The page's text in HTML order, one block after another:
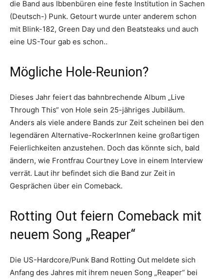
die Band aus Ibbenbüren eine feste Institution in Sachen
(Deutsch-) Punk. Getourt wurde unter anderem schon
mit Blink-182, Green Day und den Beatsteaks und auch
eine US-Tour gab es schon..
Mögliche Hole-Reunion?
Dieses Jahr feiert das bahnbrechende Album „Live
Through This“ von Hole sein 25-jähriges Jubiläum.
Anders als viele andere Bands zur Zeit scheinen bei den
legendären Alternative-RockerInnen keine großartigen
Feierlichkeiten anzustehen. Doch das könnte sich, bald
ändern, wie Frontfrau Courtney Love in einem Interview
verrät. Laut ihr befindet sich die Band zur Zeit in
Gesprächen über ein Comeback.
Rotting Out feiern Comeback mit
neuem Song „Reaper“
Die US-Hardcore/Punk Band Rotting Out meldete sich
Anfang des Jahres mit ihrem neuen Song „Reaper“ bei